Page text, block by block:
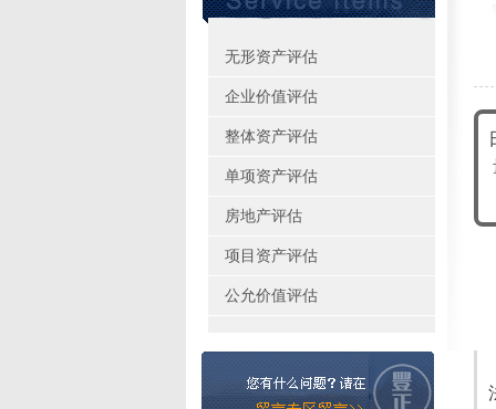
无形资产评估
企业价值评估
整体资产评估
单项资产评估
房地产评估
项目资产评估
公允价值评估